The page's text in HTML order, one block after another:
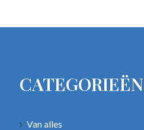
CATEGORIEËN
Van alles